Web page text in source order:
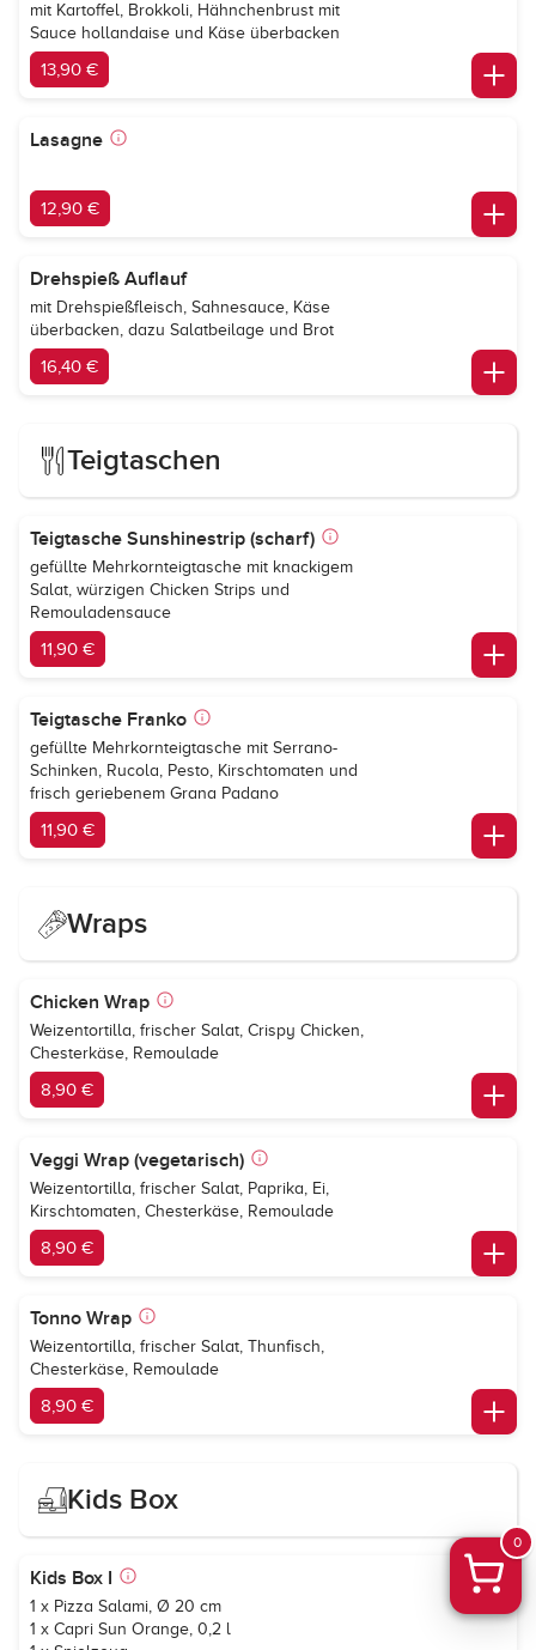
mit Kartoffel, Brokkoli, Hähnchenbrust mit
Sauce hollandaise und Käse überbacken
13,90 €
Lasagne
12,90 €
Drehspieß Auflauf
mit Drehspießfleisch, Sahnesauce, Käse
überbacken, dazu Salatbeilage und Brot
16,40 €
Teigtaschen
Teigtasche Sunshinestrip (scharf)
gefüllte Mehrkornteigtasche mit knackigem
Salat, würzigen Chicken Strips und
Remouladensauce
11,90 €
Teigtasche Franko
gefüllte Mehrkornteigtasche mit Serrano-
Schinken, Rucola, Pesto, Kirschtomaten und
frisch geriebenem Grana Padano
11,90 €
Wraps
Chicken Wrap
Weizentortilla, frischer Salat, Crispy Chicken,
Chesterkäse, Remoulade
8,90 €
Veggi Wrap (vegetarisch)
Weizentortilla, frischer Salat, Paprika, Ei,
Kirschtomaten, Chesterkäse, Remoulade
8,90 €
Tonno Wrap
Weizentortilla, frischer Salat, Thunfisch,
Chesterkäse, Remoulade
8,90 €
Kids Box
Kids Box I
1 x Pizza Salami, Ø 20 cm
1 x Capri Sun Orange, 0,2 l
0